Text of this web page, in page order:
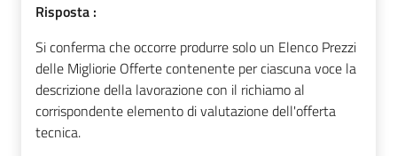
Risposta :
Si conferma che occorre produrre solo un Elenco Prezzi
delle Migliorie Offerte contenente per ciascuna voce la
descrizione della lavorazione con il richiamo al
corrispondente elemento di valutazione dell'offerta
tecnica.